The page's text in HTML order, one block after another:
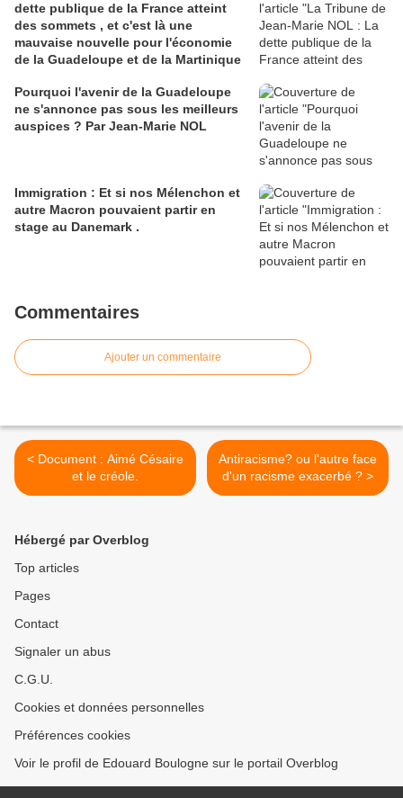
dette publique de la France atteint
des sommets , et c'est là une
mauvaise nouvelle pour l'économie
de la Guadeloupe et de la Martinique
Pourquoi l'avenir de la Guadeloupe
ne s'annonce pas sous les meilleurs
auspices ? Par Jean-Marie NOL
Immigration : Et si nos Mélenchon et
autre Macron pouvaient partir en
stage au Danemark .
Commentaires
Ajouter un commentaire
< Document : Aimé Césaire
et le créole.
Antiracisme? ou l'autre face
d'un racisme exacerbé ? >
Hébergé par Overblog
Top articles
Pages
Contact
Signaler un abus
C.G.U.
Cookies et données personnelles
Préférences cookies
Voir le profil de Edouard Boulogne sur le portail Overblog